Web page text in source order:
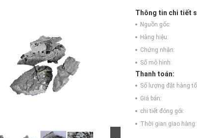
Thông tin chi tiết
Nguồn gốc:
Hàng hiệu:
Chứng nhận:
Số mô hình:
Thanh toán:
Số lượng đặt hàng
Giá bán:
chi tiết đóng gói:
Thời gian giao hàng: